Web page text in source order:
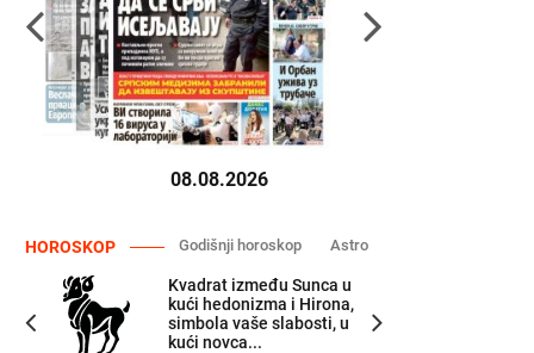
08.08.2026
HOROSKOP Godišnji horoskop Astro
Kvadrat između Sunca u
kući hedonizma i Hirona,
simbola vaše slabosti, u
kući novca...